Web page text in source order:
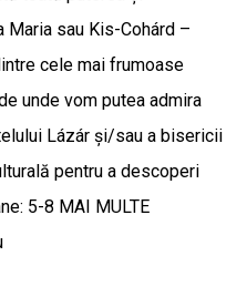
Maria sau Kis-Cohárd –
cele mai frumoase
unde vom putea admira
Lázár și/sau a bisericii
pentru a descoperi
5-8 MAI MULTE